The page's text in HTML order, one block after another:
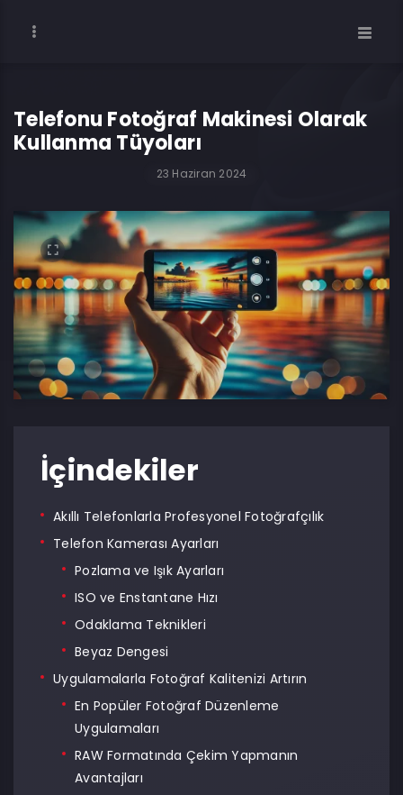
Telefonu Fotoğraf Makinesi Olarak
Kullanma Tüyoları
23 Haziran 2024
İçindekiler
Akıllı Telefonlarla Profesyonel Fotoğrafçılık
Telefon Kamerası Ayarları
Pozlama ve Işık Ayarları
ISO ve Enstantane Hızı
Odaklama Teknikleri
Beyaz Dengesi
Uygulamalarla Fotoğraf Kalitenizi Artırın
En Popüler Fotoğraf Düzenleme
Uygulamaları
RAW Formatında Çekim Yapmanın
Avantajları